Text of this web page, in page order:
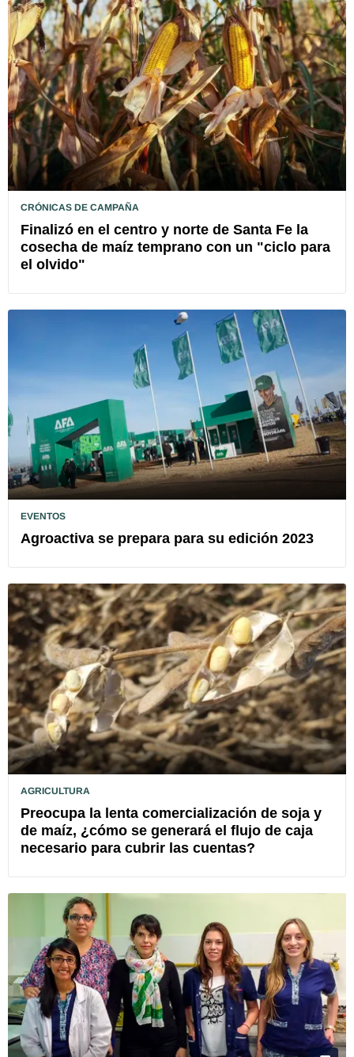
CRÓNICAS DE CAMPAÑA
Finalizó en el centro y norte de Santa Fe la
cosecha de maíz temprano con un "ciclo para
el olvido"
EVENTOS
Agroactiva se prepara para su edición 2023
AGRICULTURA
Preocupa la lenta comercialización de soja y
de maíz, ¿cómo se generará el flujo de caja
necesario para cubrir las cuentas?